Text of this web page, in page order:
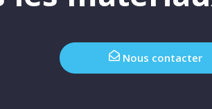
Nous contacter